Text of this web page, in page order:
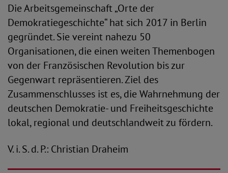
Die Arbeitsgemeinschaft „Orte der
Demokratiegeschichte“ hat sich 2017 in Berlin
gegründet. Sie vereint nahezu 50
Organisationen, die einen weiten Themenbogen
von der Französischen Revolution bis zur
Gegenwart repräsentieren. Ziel des
Zusammenschlusses ist es, die Wahrnehmung der
deutschen Demokratie- und Freiheitsgeschichte
lokal, regional und deutschlandweit zu fördern.
V. i. S. d. P.: Christian Draheim